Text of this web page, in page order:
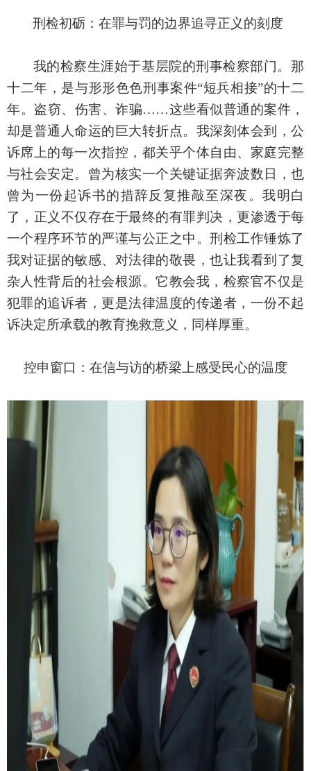
刑检初砺：在罪与罚的边界追寻正义的刻度
我的检察生涯始于基层院的刑事检察部门。那
十二年，是与形形色色刑事案件“短兵相接”的十二
年。盗窃、伤害、诈骗……这些看似普通的案件，
却是普通人命运的巨大转折点。我深刻体会到，公
诉席上的每一次指控，都关乎个体自由、家庭完整
与社会安定。曾为核实一个关键证据奔波数日，也
曾为一份起诉书的措辞反复推敲至深夜。我明白
了，正义不仅存在于最终的有罪判决，更渗透于每
一个程序环节的严谨与公正之中。刑检工作锤炼了
我对证据的敏感、对法律的敬畏，也让我看到了复
杂人性背后的社会根源。它教会我，检察官不仅是
犯罪的追诉者，更是法律温度的传递者，一份不起
诉决定所承载的教育挽救意义，同样厚重。
控申窗口：在信与访的桥梁上感受民心的温度